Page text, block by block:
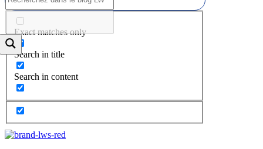
Exact matches only
Search in title
Search in content